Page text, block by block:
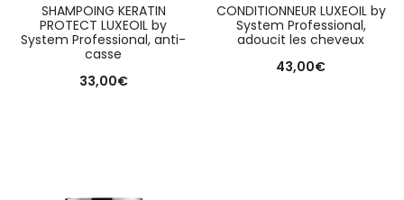
SHAMPOING KERATIN
PROTECT LUXEOIL by
System Professional, anti-
casse
33,00€
CONDITIONNEUR LUXEOIL by
System Professional,
adoucit les cheveux
43,00€